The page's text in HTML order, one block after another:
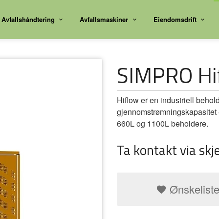
Avfallshåndtering Avfallsmaskiner Eiendomsdrift
SIMPRO
Hiflow er en industriell
660L og 1100L beholdere.
Ta kontakt via
Ønskeliste